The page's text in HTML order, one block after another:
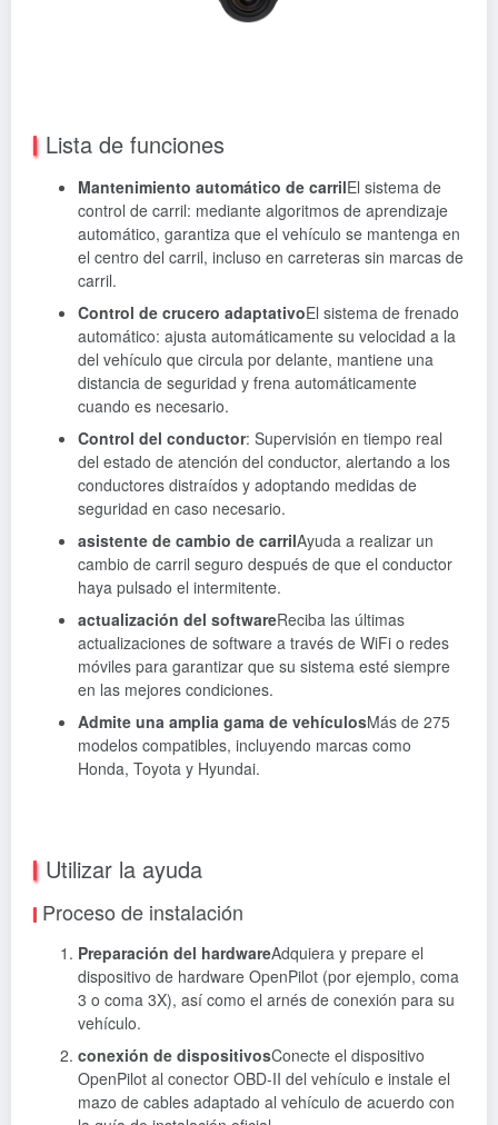
Lista de funciones
Mantenimiento automático de carrilEl sistema de
control de carril: mediante algoritmos de aprendizaje
automático, garantiza que el vehículo se mantenga en
el centro del carril, incluso en carreteras sin marcas de
carril.
Control de crucero adaptativoEl sistema de frenado
automático: ajusta automáticamente su velocidad a la
del vehículo que circula por delante, mantiene una
distancia de seguridad y frena automáticamente
cuando es necesario.
Control del conductor: Supervisión en tiempo real
del estado de atención del conductor, alertando a los
conductores distraídos y adoptando medidas de
seguridad en caso necesario.
asistente de cambio de carrilAyuda a realizar un
cambio de carril seguro después de que el conductor
haya pulsado el intermitente.
actualización del softwareReciba las últimas
actualizaciones de software a través de WiFi o redes
móviles para garantizar que su sistema esté siempre
en las mejores condiciones.
Admite una amplia gama de vehículosMás de 275
modelos compatibles, incluyendo marcas como
Honda, Toyota y Hyundai.
Utilizar la ayuda
Proceso de instalación
Preparación del hardwareAdquiera y prepare el
dispositivo de hardware OpenPilot (por ejemplo, coma
3 o coma 3X), así como el arnés de conexión para su
vehículo.
conexión de dispositivosConecte el dispositivo
OpenPilot al conector OBD-II del vehículo e instale el
mazo de cables adaptado al vehículo de acuerdo con